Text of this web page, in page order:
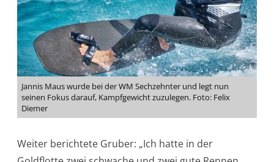
Jannis Maus wurde bei der WM Sechzehnter und legt nun
seinen Fokus darauf, Kampfgewicht zuzulegen. Foto: Felix
Diemer
Weiter berichtete Gruber: „Ich hatte in der